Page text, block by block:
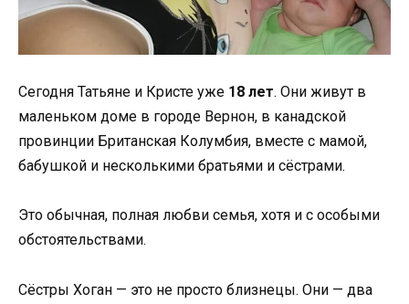
Сегодня Татьяне и Кристе уже 18 лет. Они живут в
маленьком доме в городе Вернон, в канадской
провинции Британская Колумбия, вместе с мамой,
бабушкой и несколькими братьями и сёстрами.
Это обычная, полная любви семья, хотя и с особыми
обстоятельствами.
Сёстры Хоган — это не просто близнецы. Они — два